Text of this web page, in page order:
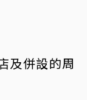
及併設的周